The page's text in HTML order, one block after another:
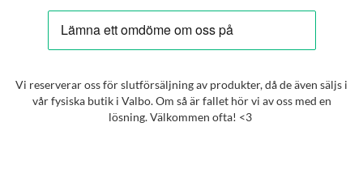
Vi reserverar oss för slutförsäljning av produkter, då de även säljs i
vår fysiska butik i Valbo. Om så är fallet hör vi av oss med en
lösning. Välkommen ofta! <3